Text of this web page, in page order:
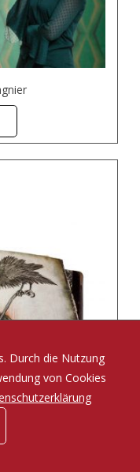
Durch die Nutzung
von Cookies